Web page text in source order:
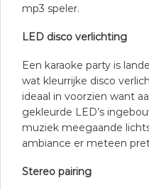
mp3 speler.
LED disco verlichting
Een karaoke party is
wat kleurrijke disco
ideaal in voorzien want
gekleurde LED’s
muziek meegaande
ambiance er meteen
Stereo pairing